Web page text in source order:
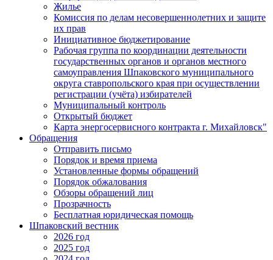
Жилье
Комиссия по делам несовершеннолетних и защите
их прав
Инициативное бюджетирование
Рабочая группа по координации деятельности
государственных органов и органов местного
самоуправления Шпаковского муниципального
округа ставропольского края при осуществлении
регистрации (учёта) избирателей
Муниципальный контроль
Открытый бюджет
Карта энергосервисного контракта г. Михайловск"
Обращения
Отправить письмо
Порядок и время приема
Установленные формы обращений
Порядок обжалования
Обзоры обращений лиц
Прозрачность
Бесплатная юридическая помощь
Шпаковский вестник
2026 год
2025 год